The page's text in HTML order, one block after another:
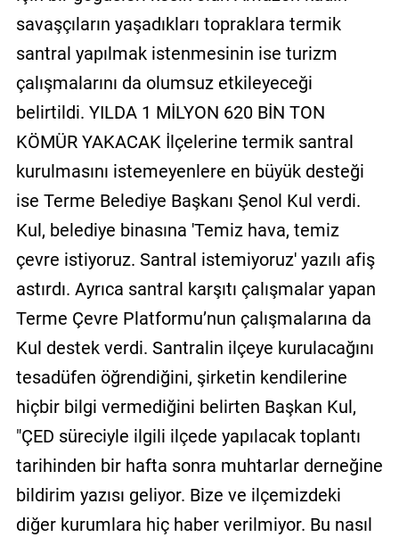
savaşçıların yaşadıkları topraklara termik
santral yapılmak istenmesinin ise turizm
çalışmalarını da olumsuz etkileyeceği
belirtildi. YILDA 1 MİLYON 620 BİN TON
KÖMÜR YAKACAK İlçelerine termik santral
kurulmasını istemeyenlere en büyük desteği
ise Terme Belediye Başkanı Şenol Kul verdi.
Kul, belediye binasına 'Temiz hava, temiz
çevre istiyoruz. Santral istemiyoruz' yazılı afiş
astırdı. Ayrıca santral karşıtı çalışmalar yapan
Terme Çevre Platformu’nun çalışmalarına da
Kul destek verdi. Santralin ilçeye kurulacağını
tesadüfen öğrendiğini, şirketin kendilerine
hiçbir bilgi vermediğini belirten Başkan Kul,
"ÇED süreciyle ilgili ilçede yapılacak toplantı
tarihinden bir hafta sonra muhtarlar derneğine
bildirim yazısı geliyor. Bize ve ilçemizdeki
diğer kurumlara hiç haber verilmiyor. Bu nasıl